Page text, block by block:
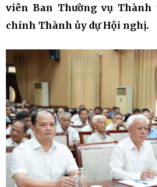
viên Ban Thường vụ Thành
chính Thành ủy dự Hội nghị.